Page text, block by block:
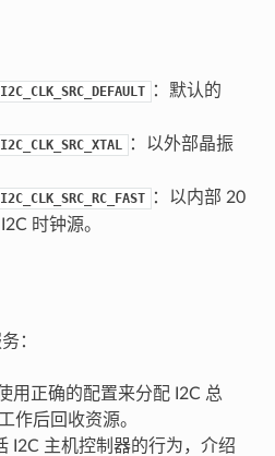
：默认的
：以外部晶振
：以内部 20
时钟源。
：
用正确的配置来分配 I2C 总
作后回收资源。
I2C 主机控制器的行为，介绍